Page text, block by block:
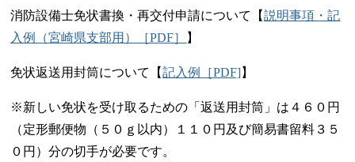
消防設備士免状書換・再交付申請について【説明事項・記
入例（宮崎県支部用）［PDF］
】
免状返送用封筒について【記入例［PDF]】
※新しい免状を受け取るための「返送用封筒」は４６０円
（定形郵便物（５０ｇ以内）１１０円及び簡易書留料３５
０円）分の切手が必要です。